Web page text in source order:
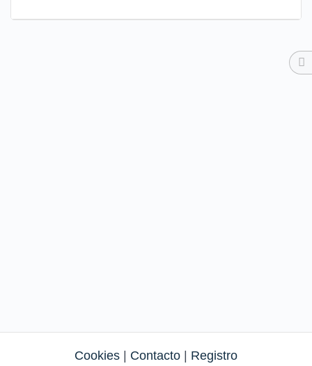
Cookies Contacto Registro